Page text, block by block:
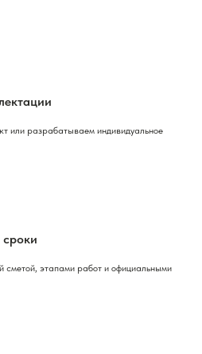
или разрабатываем индивидуальное
сметой, этапами работ и официальными